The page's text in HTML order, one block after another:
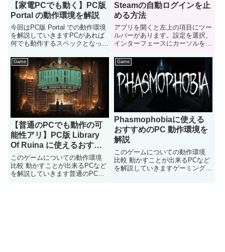
【家電PCでも動く】PC版
Portal の動作環境を解説
今回はPC版 Portal での動作環境
を解説していきますPCがあれば
何でも動作するスペックとなって
Steamの自動ログインを止
める方法
アプリを開くと左上の項目にツー
ルバーがあります。設定を選択、
インターフェースにカーソルを押
Steam を実行する という項目が
あるのでチェックを外す
Game
【普通のPCでも動作の可
能性アリ】PC版 Library
Of Ruina に使えるおすす
めのPC 動作環境を解説
このゲームについての動作環境
比較 動かすことが出来るPCなど
を解説していきます普通のPCで
Game
Phasmophobiaに使える
おすすめのPC 動作環境を
解説
このゲームについての動作環境
比較 動かすことが出来るPCなど
を解説していきますゲーミング